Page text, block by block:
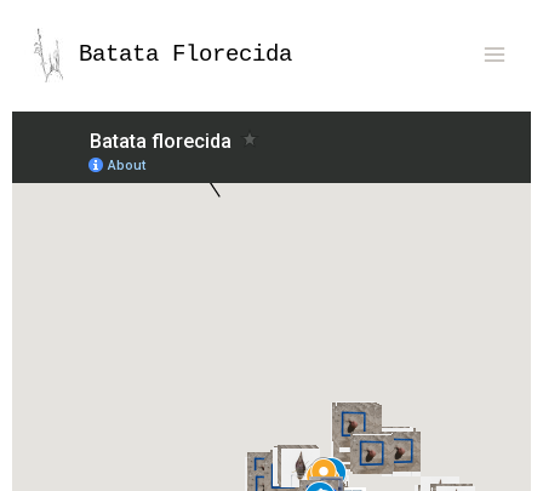
Batata Florecida